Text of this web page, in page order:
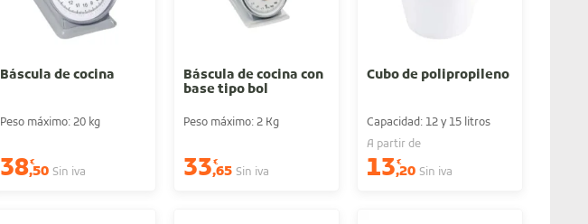
Báscula de cocina
Peso máximo: 20 kg
38€
,50 Sin iva
Báscula de cocina con
base tipo bol
Peso máximo: 2 Kg
33€
,65 Sin iva
Cubo de polipropileno
Capacidad: 12 y 15 litros
A partir de
13€
,20 Sin iva